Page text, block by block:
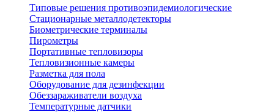
Типовые решения противоэпидемиологические
Стационарные металлодетекторы
Биометрические терминалы
Пирометры
Портативные тепловизоры
Тепловизионные камеры
Разметка для пола
Оборудование для дезинфекции
Обеззараживатели воздуха
Температурные датчики